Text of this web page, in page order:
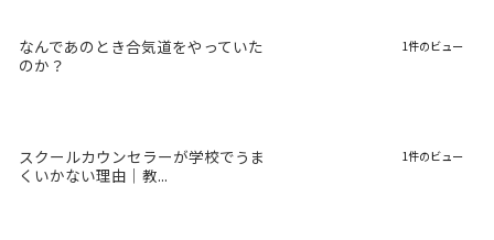
なんであのとき合気道をやっていた
のか？
1件のビュー
スクールカウンセラーが学校でうま
くいかない理由｜教...
1件のビュー